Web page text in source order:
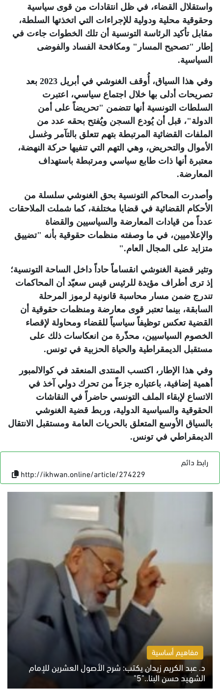
واستقلال القضاء، في ظل انتقادات من قوى سياسية
وحقوقية محلية ودولية للإجراءات التي اتخذتها السلطة،
مقابل تأكيد الرئاسة التونسية أن تلك الخطوات جاءت في
إطار "تصحيح المسار" ومكافحة الفساد والفوضى
السياسية.
وفي هذا السياق، أُوقف الغنوشي في أبريل 2023 بعد
تصريحات أدلى بها خلال اجتماع سياسي، اعتبرت
السلطات التونسية أنها تتضمن "تحريضاً على أمن
الدولة"، قبل أن يُودع السجن ويُفتح بحقه عدد من
الملفات القضائية المرتبطة بتهم تتعلق بالتآمر وغسل
الأموال والتحريض، وهي التهم التي تنفيها حركة النهضة،
معتبرة أنها ذات طابع سياسي ومرتبطة باستهداف
المعارضة.
وأصدرت المحاكم التونسية بحق الغنوشي سلسلة من
الأحكام القضائية في قضايا مختلفة، كما شملت الملاحقات
عدداً من قيادات المعارضة والسياسيين والقضاة
والإعلاميين، في ما وصفته منظمات حقوقية بأنه "تضييق
متزايد على المجال العام".
وتثير قضية الغنوشي انقساماً حاداً داخل الساحة التونسية؛
إذ ترى أطراف مؤيدة للرئيس قيس سعيّد أن المحاكمات
تندرج ضمن مسار محاسبة قانونية لرموز المرحلة
السابقة، بينما تعتبر قوى معارضة ومنظمات حقوقية أن
القضية تعكس توظيفاً سياسياً للقضاء ومحاولة لإقصاء
الخصوم السياسيين، محذّرة من انعكاسات ذلك على
مستقبل الديمقراطية والحياة الحزبية في تونس.
وفي هذا الإطار، اكتسب المنتدى المنعقد في كوالالمبور
أهمية إضافية، باعتباره جزءاً من تحرك دولي آخذ في
الاتساع لإبقاء الملف التونسي حاضراً في النقاشات
الحقوقية والسياسية الدولية، وربط قضية الغنوشي
بالسياق الأوسع المتعلق بالحريات العامة ومستقبل الانتقال
الديمقراطي في تونس.
رابط دائم
http://ikhwan.online/article/274229
مفاهيم أساسية
د. عبد الكريم زيدان يكتب: شرح الأصول العشرين للإمام
الشهيد حسن البنا.."5"